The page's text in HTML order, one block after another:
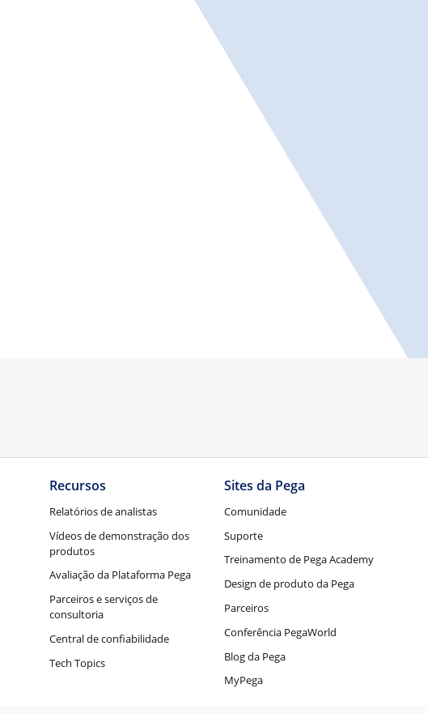
Recursos
Relatórios de analistas
Vídeos de demonstração dos
produtos
Avaliação da Plataforma Pega
Parceiros e serviços de
consultoria
Central de confiabilidade
Tech Topics
Sites da Pega
Comunidade
Suporte
Treinamento de Pega Academy
Design de produto da Pega
Parceiros
Conferência PegaWorld
Blog da Pega
MyPega